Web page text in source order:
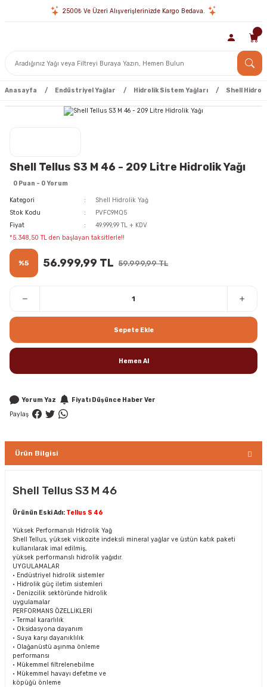
2500₺ Ve Üzeri Alışverişlerinizde Kargo Bedava.
Anasayfa Endüstriyel Yağlar Hidrolik Sistem Yağları Shell
Shell Tellus S3 M 46 - 209 Litre Hidrolik Yağı
0 Puan - 0 Yorum
Kategori
Shell Hidrolik Yağ
Stok Kodu
PVFC9MQ5
Fiyat
49.999,99 TL + KDV
*5.348,50 TL den başlayan taksitlerle!!
%5 56.999,99 TL 59.999,99 TL
Sepete Ekle
Hemen Al
Yorum Yaz
Fiyatı Düşünce Haber Ver
Paylaş
Ürün Bilgisi
Shell Tellus S3 M 46
Ürünün Eski Adı: Tellus S 46
Yüksek Performanslı Hidrolik Yağ
Shell Tellus, yüksek viskozite indeksli mineral yağlar ve üstün katık paketi
kullanılarak imal edilmiş,
yüksek performanslı hidrolik yağıdır.
UYGULAMALAR
• Endüstriyel hidrolik sistemler
• Hidrolik güç iletim sistemleri
• Denizcilik sektöründe hidrolik
uygulamalar
PERFORMANS ÖZELLİKLERİ
• Termal kararlılık
• Oksidasyona dayanım
• Suya karşı dayanıklılık
• Olağanüstü aşınma önleme
performansı
• Mükemmel filtrelenebilme
• Mükemmel havayı defetme ve
köpüğü önleme